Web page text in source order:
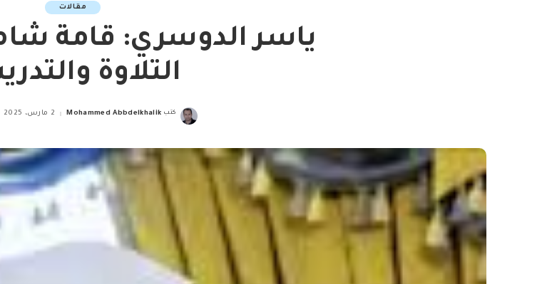
مقالات
ياسر الدوسري: قامة
التلاوة
Posted
كتب Mohammed Abbdelkhalik 2 مارس، 2025